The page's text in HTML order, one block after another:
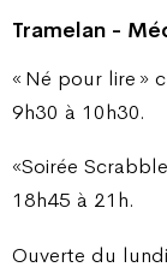
Tramelan -
« Né pour lire »
9h30 à 10h30.
«Soirée
18h45 à 21h.
Ouverte du